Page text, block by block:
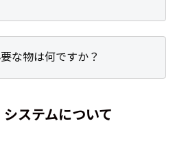
な物は何ですか？
ステムについて